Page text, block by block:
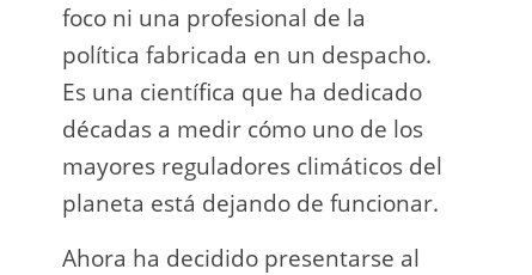
foco ni una profesional de la
política fabricada en un despacho.
Es una científica que ha dedicado
décadas a medir cómo uno de los
mayores reguladores climáticos del
planeta está dejando de funcionar.
Ahora ha decidido presentarse al